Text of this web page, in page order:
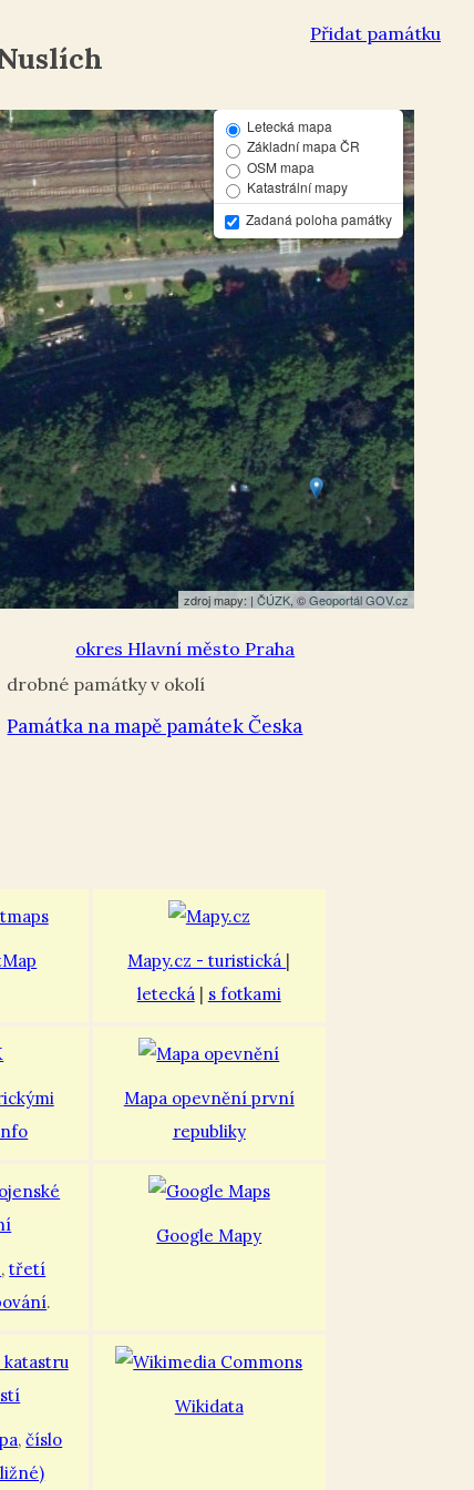
Přidat památku
Letecká mapa
Základní mapa ČR
OSM mapa
Katastrální mapy
Zadaná poloha památky
zdroj mapy: |ČÚZK, ©Geoportál GOV.cz
okres Hlavní město Praha
Památka na mapě památek Česka
Mapy.cz - turistická |
letecká| s fotkami
Mapa opevnění první
republiky
,třetí
.
Google Mapy
,číslo
Wikidata